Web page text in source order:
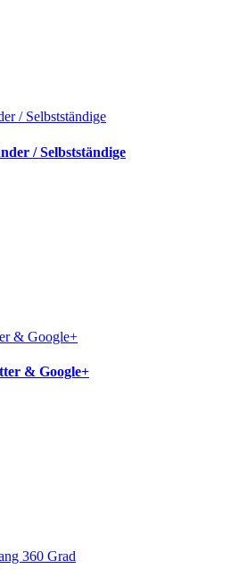
/ Selbstständige
/ Selbstständige
& Google+
& Google+
360 Grad